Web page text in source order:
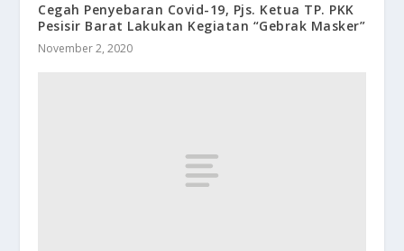
Cegah Penyebaran Covid-19, Pjs. Ketua TP. PKK
Pesisir Barat Lakukan Kegiatan “Gebrak Masker”
November 2, 2020